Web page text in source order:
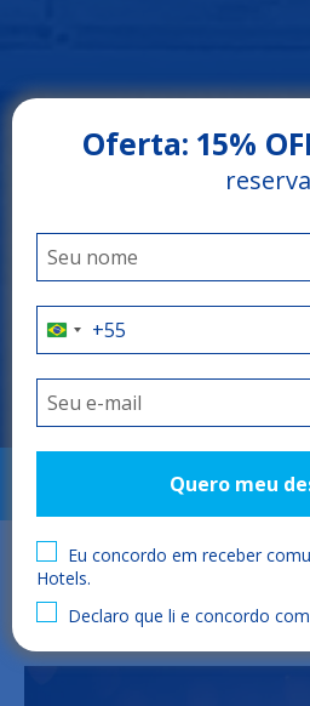
Oferta: 15%
Quero meu
Eu concordo em receber
Hotels.
Declaro que li e concordo
Arrey Rio Poty Hotel
LUÍS CORREIA - PIAUÍ
O litoral do
como você
viu